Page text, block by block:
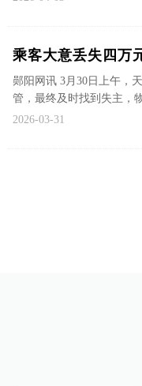
乘客大意丢失四万
郧阳网讯 3月30日上午，
管，最终及时找到失主，
2026-03-31